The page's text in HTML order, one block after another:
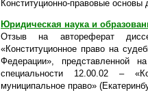
Конституционно-правовые
Юридическая наука и
Отзыв на автореферат
«Конституционное право на
Федерации», представленной
специальности 12.00.02 –
муниципальное право»